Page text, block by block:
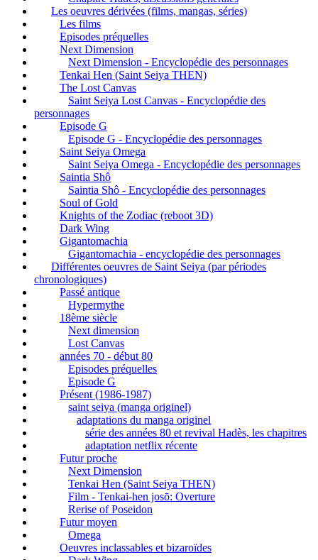
Les oeuvres dérivées (films, mangas, séries)
Les films
Episodes préquelles
Next Dimension
Next Dimension - Encyclopédie des personnages
Tenkai Hen (Saint Seiya THEN)
The Lost Canvas
Saint Seiya Lost Canvas - Encyclopédie des
personnages
Episode G
Episode G - Encyclopédie des personnages
Saint Seiya Omega
Saint Seiya Omega - Encyclopédie des personnages
Saintia Shô
Saintia Shô - Encyclopédie des personnages
Soul of Gold
Knights of the Zodiac (reboot 3D)
Dark Wing
Gigantomachia
Gigantomachia - encyclopédie des personnages
Différentes oeuvres de Saint Seiya (par périodes
chronologiques)
Passé antique
Hypermythe
18ème siècle
Next dimension
Lost Canvas
années 70 - début 80
Episodes préquelles
Episode G
Présent (1986-1987)
saint seiya (manga originel)
adaptations du manga originel
série des années 80 et revival Hadès, les chapitres
adaptation netflix récente
Futur proche
Next Dimension
Tenkai Hen (Saint Seiya THEN)
Film - Tenkai-hen josō: Overture
Rerise of Poseidon
Futur moyen
Omega
Oeuvres inclassables et bizaroïdes